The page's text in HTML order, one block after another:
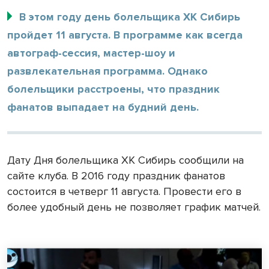
В этом году день болельщика ХК Сибирь
пройдет 11 августа. В программе как всегда
автограф-сессия, мастер-шоу и
развлекательная программа. Однако
болельщики расстроены, что праздник
фанатов выпадает на будний день.
Дату Дня болельщика ХК Сибирь сообщили на
сайте клуба. В 2016 году праздник фанатов
состоится в четверг 11 августа. Провести его в
более удобный день не позволяет график матчей.